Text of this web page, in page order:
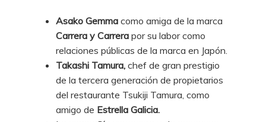
Asako Gemmacomo amiga de la marca
Carrera y Carrerapor su labor como
relaciones públicas de la marca en Japón.
Takashi Tamura,chef de gran prestigio
de la tercera generación de propietarios
del restaurante Tsukiji Tamura, como
amigo de Estrella Galicia.